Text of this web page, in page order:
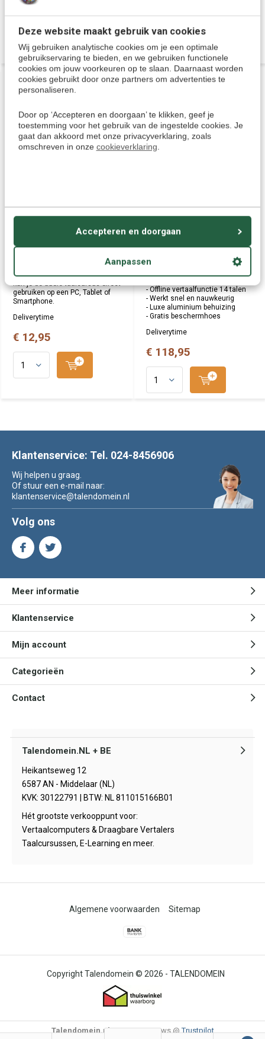
Deze website maakt gebruik van cookies
Wij gebruiken analytische cookies om je een optimale
gebruikservaring te bieden, en we gebruiken functionele
cookies om jouw voorkeuren op te slaan. Daarnaast worden
cookies gebruikt door onze partners om advertenties te
personaliseren.
Door op ‘Accepteren en doorgaan’ te klikken, geef je
toestemming voor het gebruik van de ingestelde cookies. Je
gaat dan akkoord met onze privacyverklaring, zoals
omschreven in onze cookieverklaring.
Accepteren en doorgaan
Aanpassen
€ 118,95
taalcursus (Download)
Cursus Kantonees voor
beginners vanuit het Nederlands.
Direct te downloaden!
Makkelijke woorden en zinnen
leer je met "Rhythms eenvoudig
Kantonees". Na het downloaden
kan je de audio taalcursus direct
gebruiken op een PC, Tablet of
Smartphone.
Deliverytime
DOWNLOAD
€ 12,95
DOWNLOAD
Talen - MINI
Vertaalcomputer met
Draagbare vertaalcomputer 135
- Online & Offline vertaler
- Offline vertaalfunctie 14 talen
- Werkt snel en nauwkeurig
- Luxe aluminium behuizing
- Gratis beschermhoes
Deliverytime
BESTSELLER
€ 118,95
BESTSELLER
Klantenservice: Tel. 024-8456906
Wij helpen u graag.
Of stuur een e-mail naar:
klantenservice@talendomein.nl
Volg ons
Meer informatie
Klantenservice
Mijn account
Categorieën
Contact
Talendomein.NL + BE
Heikantseweg 12
6587 AN - Middelaar (NL)
KVK: 30122791 | BTW: NL 811015166B01
Hét grootste verkooppunt voor:
Vertaalcomputers & Draagbare Vertalers
Taalcursussen, E-Learning en meer.
© 2026 - TALENDOMEIN
Algemene voorwaarden Sitemap
Talendomein.nl4,6/-85Reviews @Trustpilot